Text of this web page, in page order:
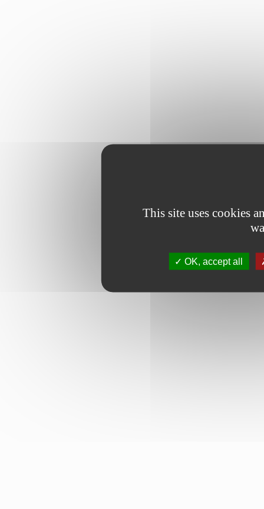
This site uses cookies
OK, accept all